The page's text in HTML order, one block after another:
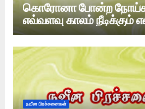
கொரோனா போன்ற
எவ்வளவு காலம் நீடிக்கும்
ஆதாரம் உள்ளதா?
நவீன பிரச்சனைகள்